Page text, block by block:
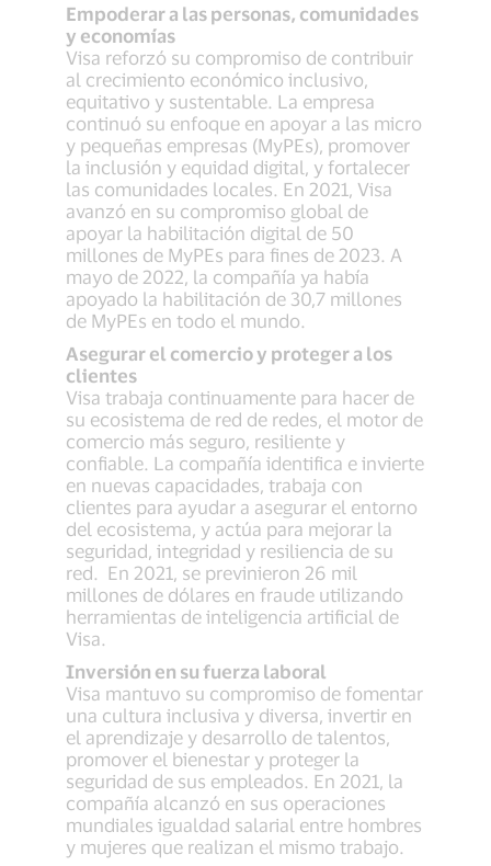
Empoderar a las personas, comunidades
y economías
Visa reforzó su compromiso de contribuir
al crecimiento económico inclusivo,
equitativo y sustentable. La empresa
continuó su enfoque en apoyar a las micro
y pequeñas empresas (MyPEs), promover
la inclusión y equidad digital, y fortalecer
las comunidades locales. En 2021, Visa
avanzó en su compromiso global de
apoyar la habilitación digital de 50
millones de MyPEs para fines de 2023. A
mayo de 2022, la compañía ya había
apoyado la habilitación de 30,7 millones
de MyPEs en todo el mundo.
Asegurar el comercio y proteger a los
clientes
Visa trabaja continuamente para hacer de
su ecosistema de red de redes, el motor de
comercio más seguro, resiliente y
confiable. La compañía identifica e invierte
en nuevas capacidades, trabaja con
clientes para ayudar a asegurar el entorno
del ecosistema, y actúa para mejorar la
seguridad, integridad y resiliencia de su
red. En 2021, se previnieron 26 mil
millones de dólares en fraude utilizando
herramientas de inteligencia artificial de
Visa.
Inversión en su fuerza laboral
Visa mantuvo su compromiso de fomentar
una cultura inclusiva y diversa, invertir en
el aprendizaje y desarrollo de talentos,
promover el bienestar y proteger la
seguridad de sus empleados. En 2021, la
compañía alcanzó en sus operaciones
mundiales igualdad salarial entre hombres
y mujeres que realizan el mismo trabajo.